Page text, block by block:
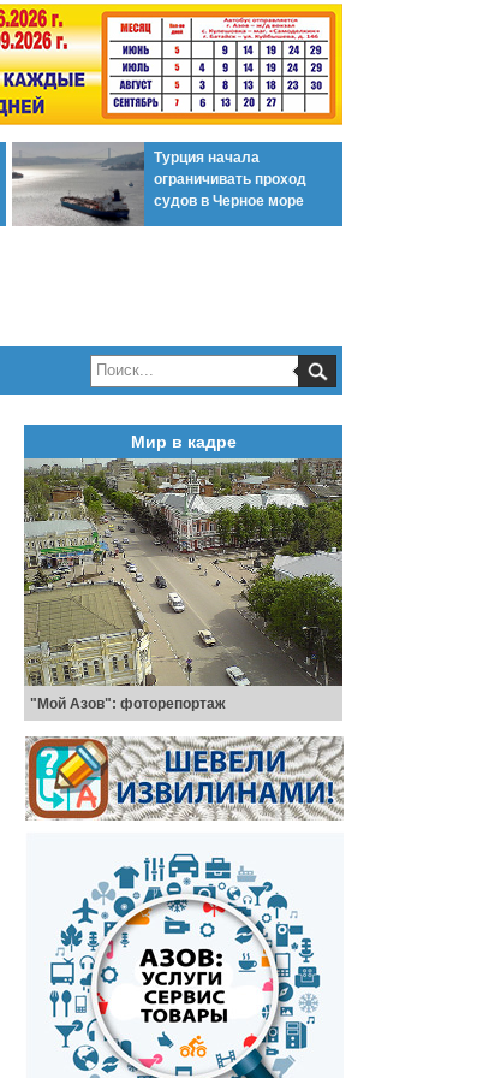
Турция начала
ограничивать проход
судов в Черное море
Мир в кадре
"Мой Азов": фоторепортаж